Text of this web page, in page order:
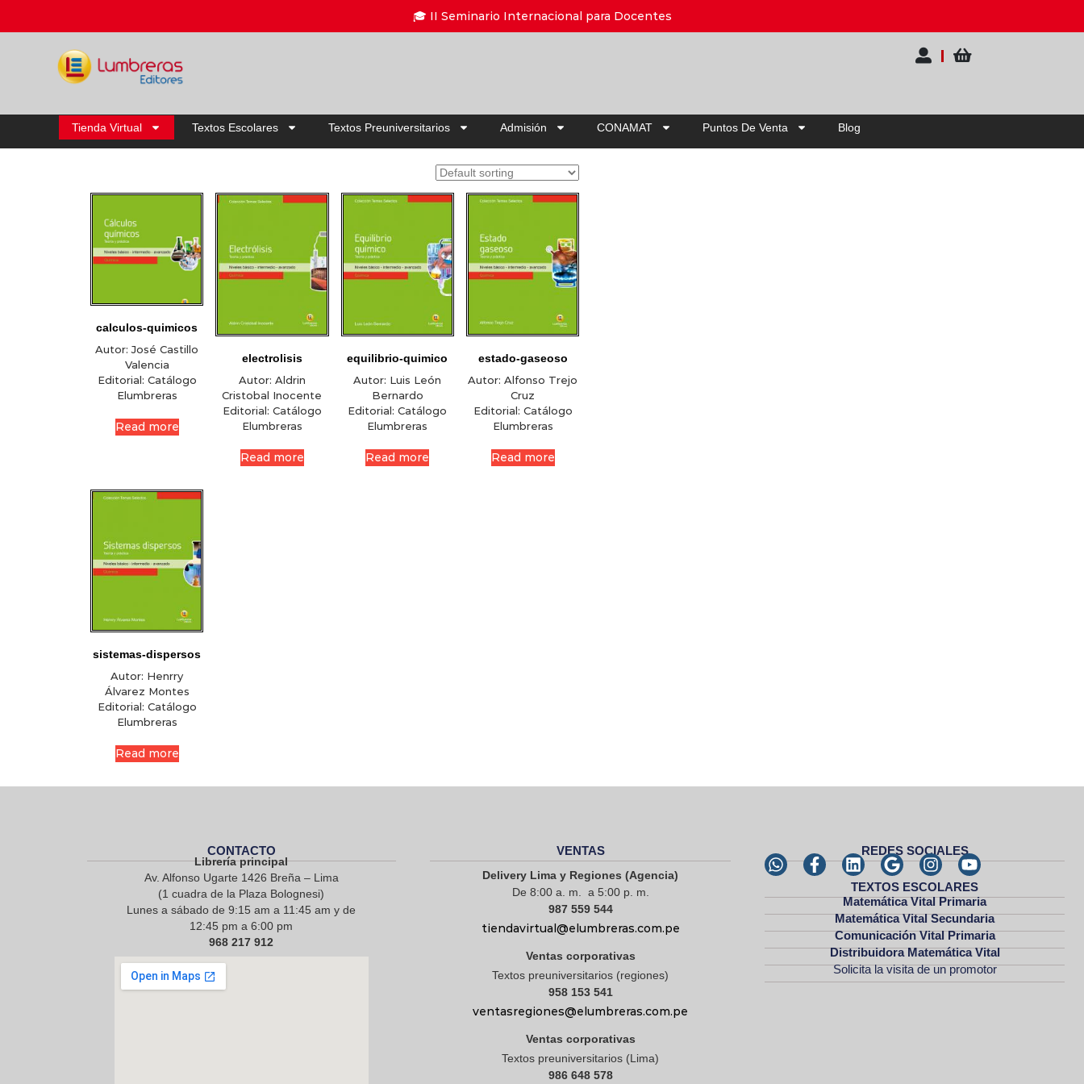
Ahorra hasta 20% OFF | Elige tu pack
Tienda Virtual Textos Escolares Textos Preuniversitarios Admisión CONAMAT Puntos De Venta Blog
calculos-quimicos
Autor: José Castillo
Valencia
Editorial: Catálogo
Elumbreras
Read more
electrolisis
Autor: Aldrin
Cristobal Inocente
Editorial: Catálogo
Elumbreras
Read more
equilibrio-quimico
Autor: Luis León
Bernardo
Editorial: Catálogo
Elumbreras
Read more
estado-gaseoso
Autor: Alfonso Trejo
Cruz
Editorial: Catálogo
Elumbreras
Read more
sistemas-dispersos
Autor: Henrry
Álvarez Montes
Editorial: Catálogo
Elumbreras
Read more
CONTACTO
Librería principal
Av. Alfonso Ugarte 1426 Breña – Lima
(1 cuadra de la Plaza Bolognesi)
Lunes a sábado de 9:15 am a 11:45 am y de
12:45 pm a 6:00 pm
968 217 912
VENTAS
Delivery Lima y Regiones (Agencia)
De 8:00 a. m. a 5:00 p. m.
987 559 544
tiendavirtual@elumbreras.com.pe
Ventas corporativas
Textos preuniversitarios (regiones)
958 153 541
ventasregiones@elumbreras.com.pe
Ventas corporativas
Textos preuniversitarios (Lima)
986 648 578
REDES SOCIALES
TEXTOS ESCOLARES
Matemática Vital Primaria
Matemática Vital Secundaria
Comunicación Vital Primaria
Distribuidora Matemática Vital
Solicita la visita de un promotor